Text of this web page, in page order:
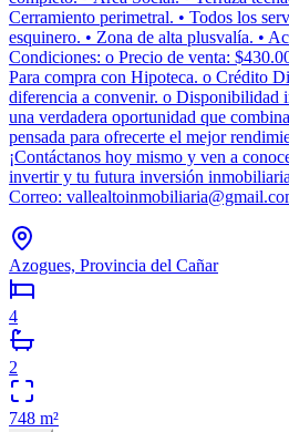
Cerramiento perimetral. • Todos los
esquinero. • Zona de alta plusvalía. •
Condiciones: o Precio de venta:
Para compra con Hipoteca. o Crédito
diferencia a convenir. o Disponibilidad
una verdadera oportunidad que
pensada para ofrecerte el mejor
¡Contáctanos hoy mismo y ven a
invertir y tu futura inversión
Correo:
Azogues, Provincia del Cañar
4
2
748 m²